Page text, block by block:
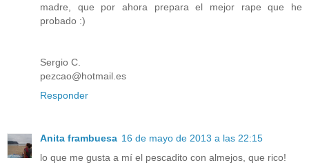
madre, que por ahora prepara el mejor rape que he
probado :)
Sergio C.
pezcao@hotmail.es
Responder
Anita frambuesa 16 de mayo de 2013 a las 22:15
lo que me gusta a mí el pescadito con almejos, que rico!